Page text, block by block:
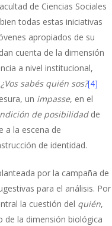
de Ciencias Sociales
todas estas iniciativas
apropiados de su
cuenta de la dimensión
a nivel institucional,
¿Vos sabés quién sos?[4]
un impasse, en el
de posibilidadde
a la escena de
de identidad.
por la campaña de
para el análisis. Por
la cuestión del quién,
de la dimensión biológica